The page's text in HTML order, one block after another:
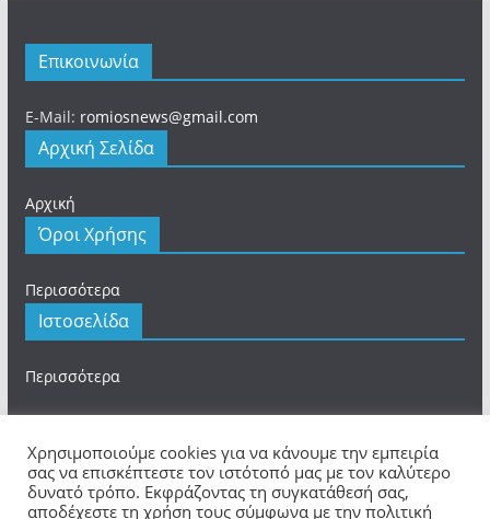
Επικοινωνία
E-Mail: romiosnews@gmail.com
Αρχική Σελίδα
Αρχική
Όροι Χρήσης
Περισσότερα
Ιστοσελίδα
Περισσότερα
Πνευματικά Δικαιώματα © 2026romios.online. Τα
Χρησιμοποιούμε cookies για να κάνουμε την εμπειρία
σας να επισκέπτεστε τον ιστότοπό μας με τον καλύτερο
δυνατό τρόπο. Εκφράζοντας τη συγκατάθεσή σας,
αποδέχεστε τη χρήση τους σύμφωνα με την πολιτική